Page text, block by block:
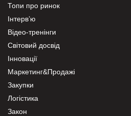
Топи про ринок
Інтерв’ю
Відео-тренінги
Світовий досвід
Інновації
Маркетинг&Продажі
Закупки
Логістика
Закон